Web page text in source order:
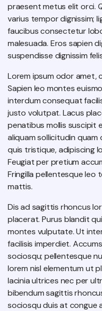
praesent metus elit orci.
varius tempor dignissim;
faucibus consectetur
malesuada. Eros sapien
suspendisse dignissim
Lorem ipsum odor amet,
Sapien leo montes
interdum consequat
justo volutpat. Lacus
penatibus mollis suscipit
aliquam sollicitudin quam
quis tristique, adipiscing
Feugiat per pretium
Fringilla pellentesque leo
mattis.
Dis ad sagittis rhoncus
placerat. Purus blandit
montes vulputate. Ut
facilisis imperdiet.
sociosqu; pellentesque
lorem nisl elementum ut
lacinia ultrices nec per
bibendum sagittis
sociosqu duis at congue